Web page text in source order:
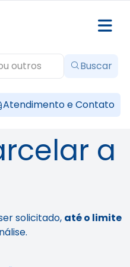
Atendimento e Contato
Buscar
a
solicitado, até o limite